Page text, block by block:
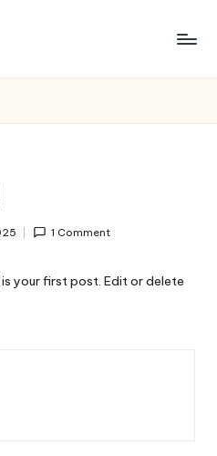
1 Comment
your first post. Edit or delete